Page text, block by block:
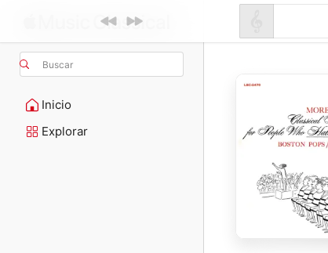
Buscar
Inicio
Explorar